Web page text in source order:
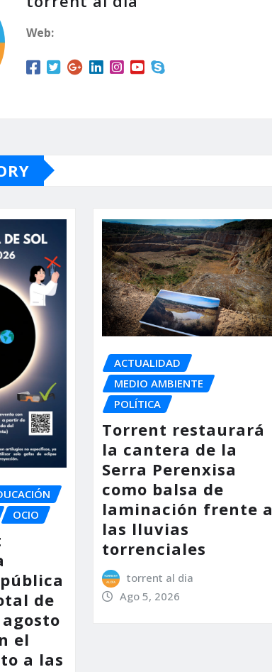
Web:
OCIO
de
el
a las
ACTUALIDAD
MEDIO AMBIENTE
POLÍTICA
Torrent restaurará
la cantera de la
Serra Perenxisa
como balsa de
laminación frente a
las lluvias
torrenciales
torrent al dia
Ago 5, 2026